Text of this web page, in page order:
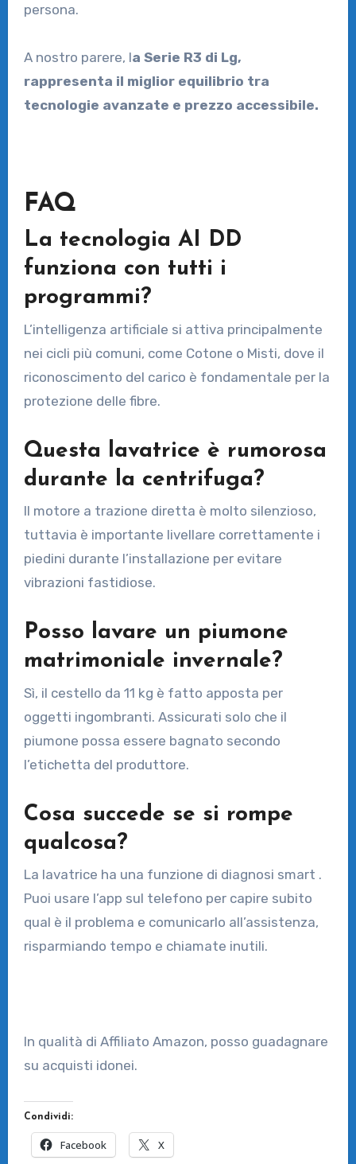
persona.
A nostro parere, la Serie R3 di Lg,
rappresenta il miglior equilibrio tra
tecnologie avanzate e prezzo accessibile.
FAQ
La tecnologia AI DD
funziona con tutti i
programmi?
L’intelligenza artificiale si attiva principalmente
nei cicli più comuni, come Cotone o Misti, dove il
riconoscimento del carico è fondamentale per la
protezione delle fibre.
Questa lavatrice è rumorosa
durante la centrifuga?
Il motore a trazione diretta è molto silenzioso,
tuttavia è importante livellare correttamente i
piedini durante l’installazione per evitare
vibrazioni fastidiose.
Posso lavare un piumone
matrimoniale invernale?
Sì, il cestello da 11 kg è fatto apposta per
oggetti ingombranti. Assicurati solo che il
piumone possa essere bagnato secondo
l’etichetta del produttore.
Cosa succede se si rompe
qualcosa?
La lavatrice ha una funzione di diagnosi smart .
Puoi usare l’app sul telefono per capire subito
qual è il problema e comunicarlo all’assistenza,
risparmiando tempo e chiamate inutili.
In qualità di Affiliato Amazon, posso guadagnare
su acquisti idonei.
Condividi:
Facebook X